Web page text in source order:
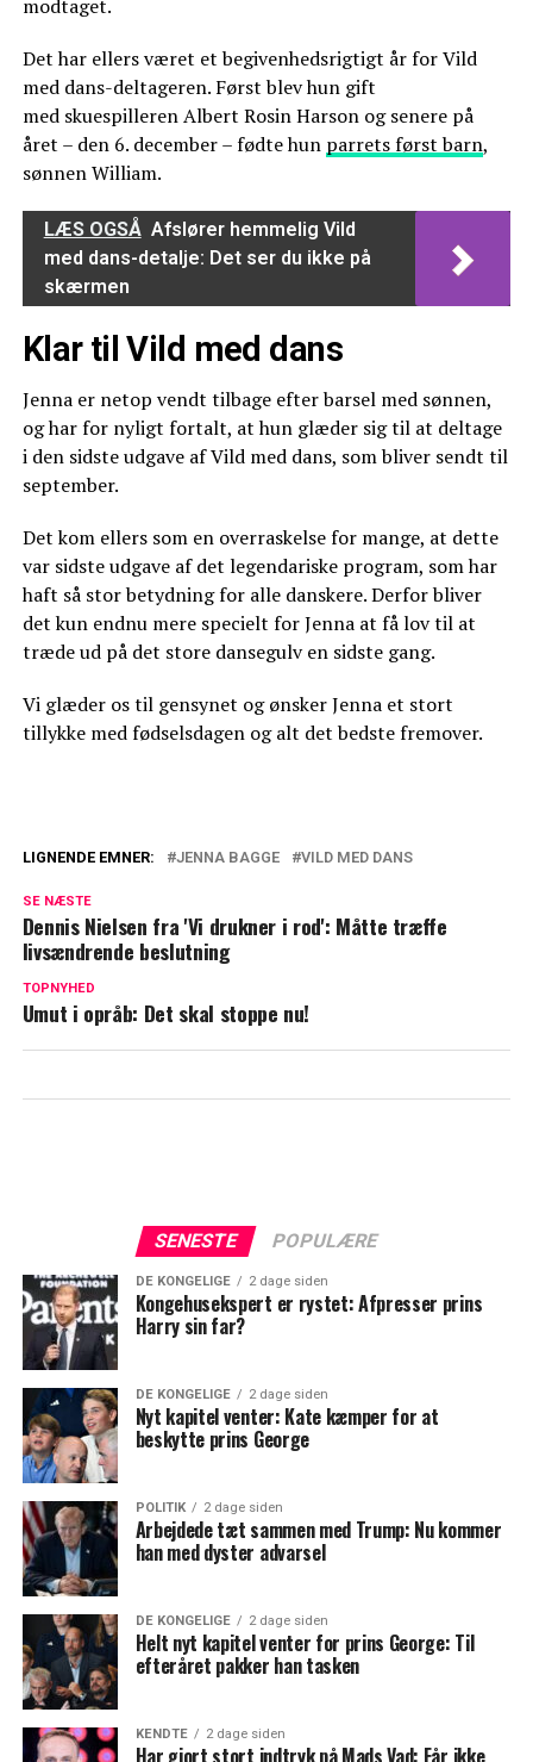
modtaget.
Det har ellers været et begivenhedsrigtigt år for Vild
med dans-deltageren. Først blev hun gift
med skuespilleren Albert Rosin Harson og senere på
året – den 6. december – fødte hun parrets først barn,
sønnen William.
LÆS OGSÅ Afslører hemmelig Vild
med dans-detalje: Det ser du ikke på
skærmen
Klar til Vild med dans
Jenna er netop vendt tilbage efter barsel med sønnen,
og har for nyligt fortalt, at hun glæder sig til at deltage
i den sidste udgave af Vild med dans, som bliver sendt til
september.
Det kom ellers som en overraskelse for mange, at dette
var sidste udgave af det legendariske program, som har
haft så stor betydning for alle danskere. Derfor bliver
det kun endnu mere specielt for Jenna at få lov til at
træde ud på det store dansegulv en sidste gang.
Vi glæder os til gensynet og ønsker Jenna et stort
tillykke med fødselsdagen og alt det bedste fremover.
sødeste familiebillede
Sidste sæson med dans: Jenna afslører
LIGNENDE EMNER: JENNA BAGGE VILD MED DANS
SE NÆSTE
Dennis Nielsen fra 'Vi drukner i rod': Måtte træffe
livsændrende beslutning
TOPNYHED
Umut i opråb: Det skal stoppe nu!
SENESTE POPULÆRE
DE KONGELIGE 2 dage siden
Kongehusekspert er rystet: Afpresser prins
Harry sin far?
DE KONGELIGE 2 dage siden
Nyt kapitel venter: Kate kæmper for at
beskytte prins George
POLITIK 2 dage siden
Arbejdede tæt sammen med Trump: Nu kommer
han med dyster advarsel
DE KONGELIGE 2 dage siden
Helt nyt kapitel venter for prins George: Til
efteråret pakker han tasken
KENDTE 2 dage siden
Har gjort stort indtryk på Mads Vad: Får ikke